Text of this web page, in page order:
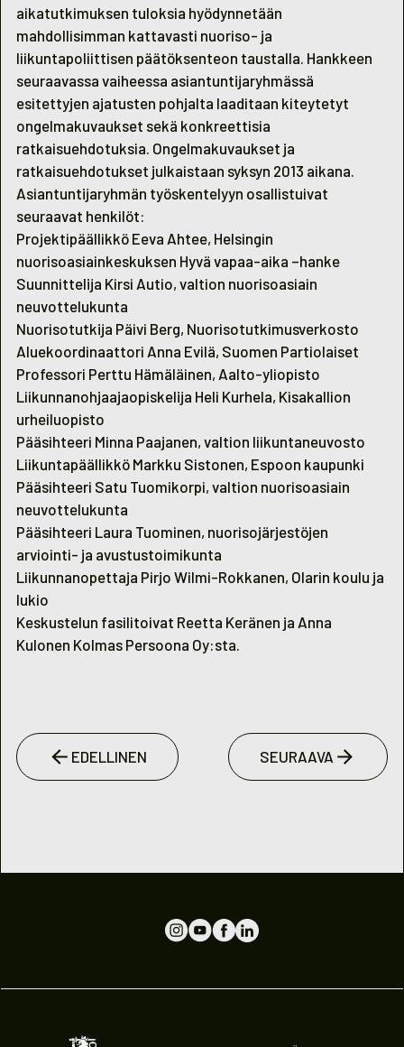
aikatutkimuksen tuloksia hyödynnetään
mahdollisimman kattavasti nuoriso- ja
liikuntapoliittisen päätöksenteon taustalla. Hankkeen
seuraavassa vaiheessa asiantuntijaryhmässä
esitettyjen ajatusten pohjalta laaditaan kiteytetyt
ongelmakuvaukset sekä konkreettisia
ratkaisuehdotuksia. Ongelmakuvaukset ja
ratkaisuehdotukset julkaistaan syksyn 2013 aikana.
Asiantuntijaryhmän työskentelyyn osallistuivat
seuraavat henkilöt:
Projektipäällikkö Eeva Ahtee, Helsingin
nuorisoasiainkeskuksen Hyvä vapaa-aika –hanke
Suunnittelija Kirsi Autio, valtion nuorisoasiain
neuvottelukunta
Nuorisotutkija Päivi Berg, Nuorisotutkimusverkosto
Aluekoordinaattori Anna Evilä, Suomen Partiolaiset
Professori Perttu Hämäläinen, Aalto-yliopisto
Liikunnanohjaajaopiskelija Heli Kurhela, Kisakallion
urheiluopisto
Pääsihteeri Minna Paajanen, valtion liikuntaneuvosto
Liikuntapäällikkö Markku Sistonen, Espoon kaupunki
Pääsihteeri Satu Tuomikorpi, valtion nuorisoasiain
neuvottelukunta
Pääsihteeri Laura Tuominen, nuorisojärjestöjen
arviointi- ja avustustoimikunta
Liikunnanopettaja Pirjo Wilmi-Rokkanen, Olarin koulu ja
lukio
Keskustelun fasilitoivat Reetta Keränen ja Anna
Kulonen Kolmas Persoona Oy:sta.
EDELLINEN SEURAAVA